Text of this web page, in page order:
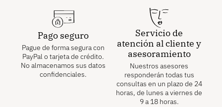
Pago seguro
Pague de forma segura con
PayPal o tarjeta de crédito.
No almacenamos sus datos
confidenciales.
Servicio de
atención al cliente y
asesoramiento
Nuestros asesores
responderán todas tus
consultas en un plazo de 24
horas, de lunes a viernes de
9 a 18 horas.